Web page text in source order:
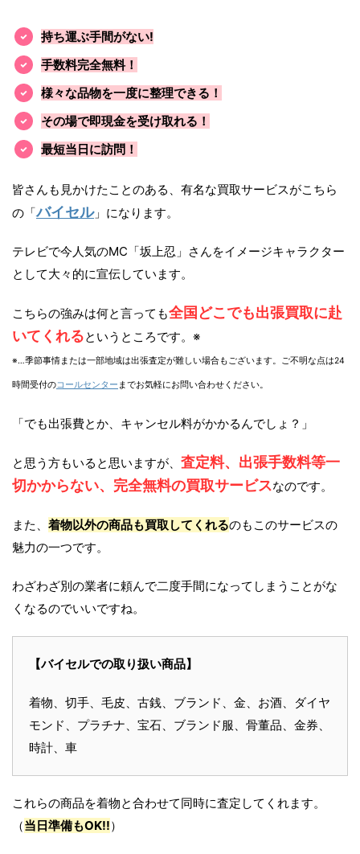
持ち運ぶ手間がない!
手数料完全無料！
様々な品物を一度に整理できる！
その場で即現金を受け取れる！
最短当日に訪問！
皆さんも見かけたことのある、有名な買取サービスがこちら
の「バイセル」になります。
テレビで今人気のMC「坂上忍」さんをイメージキャラクター
として大々的に宣伝しています。
こちらの強みは何と言っても全国どこでも出張買取に赴
いてくれるというところです。※
※…季節事情または一部地域は出張査定が難しい場合もございます。ご不明な点は24
時間受付のコールセンター までお気軽にお問い合わせください。
「でも出張費とか、キャンセル料がかかるんでしょ？」
と思う方もいると思いますが、 査定料、出張手数料等一
切かからない、完全無料の買取サービスなのです。
また、 着物以外の商品も買取してくれるのもこのサービスの
魅力の一つです。
わざわざ別の業者に頼んで二度手間になってしまうことがな
くなるのでいいですね。
【バイセルでの取り扱い商品】
着物、切手、毛皮、古銭、ブランド、金、お酒、ダイヤ
モンド、プラチナ、宝石、ブランド服、骨董品、金券、
時計、車
これらの商品を着物と合わせて同時に査定してくれます。
（当日準備もOK!!）